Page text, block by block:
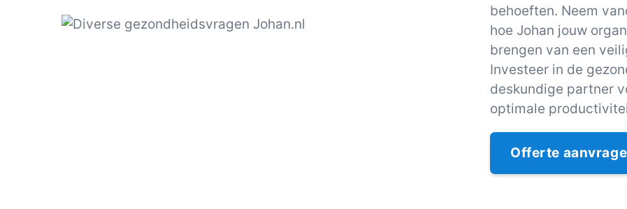
behoeften. Neem
hoe Johan jouw
brengen van een
Investeer in de
deskundige partner
optimale
Offerte